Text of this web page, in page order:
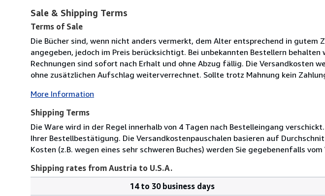
Sale & Shipping Terms
Terms of Sale
Die Bücher sind, wenn nicht anders vermerkt, dem Alter entsprechend in
angegeben, jedoch im Preis berücksichtigt. Bei unbekannten Bestellern behalten
Rechnungen sind sofort nach Erhalt und ohne Abzug fällig. Die Versandkosten
ohne zusätzlichen Aufschlag weiterverrechnet. Sollte trotz Mahnung kein
More Information
Shipping Terms
Die Ware wird in der Regel innerhalb von 4 Tagen nach Bestelleingang
Ihrer Bestellbestätigung. Die Versandkostenpauschalen basieren auf
Kosten (z.B. wegen eines sehr schweren Buches) werden Sie gegebenenfalls
Shipping rates from Austria to U.S.A.
14 to 30 business days